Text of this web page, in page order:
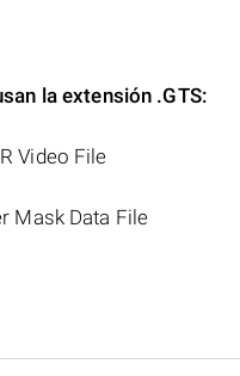
la extensión .GTS:
Video File
Mask Data File